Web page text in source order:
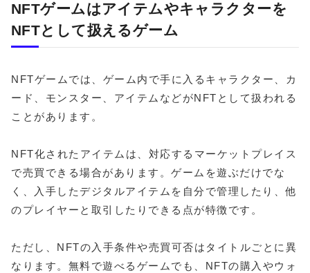
NFTゲームはアイテムやキャラクターを
NFTとして扱えるゲーム
NFTゲームでは、ゲーム内で手に入るキャラクター、カ
ード、モンスター、アイテムなどがNFTとして扱われる
ことがあります。
NFT化されたアイテムは、対応するマーケットプレイス
で売買できる場合があります。ゲームを遊ぶだけでな
く、入手したデジタルアイテムを自分で管理したり、他
のプレイヤーと取引したりできる点が特徴です。
ただし、NFTの入手条件や売買可否はタイトルごとに異
なります。無料で遊べるゲームでも、NFTの購入やウォ